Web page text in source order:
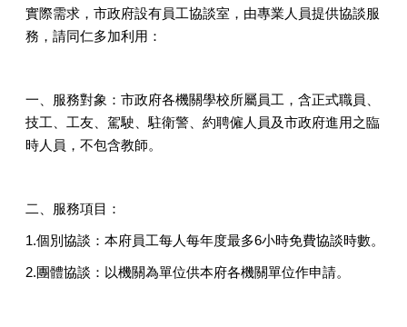
實際需求，市政府設有員工協談室，由專業人員提供協談服
務，請同仁多加利用：
一、服務對象：市政府各機關學校所屬員工，含正式職員、
技工、工友、駕駛、駐衛警、約聘僱人員及市政府進用之臨
時人員，不包含教師。
二、服務項目：
1.個別協談：本府員工每人每年度最多6小時免費協談時數。
2.團體協談：以機關為單位供本府各機關單位作申請。